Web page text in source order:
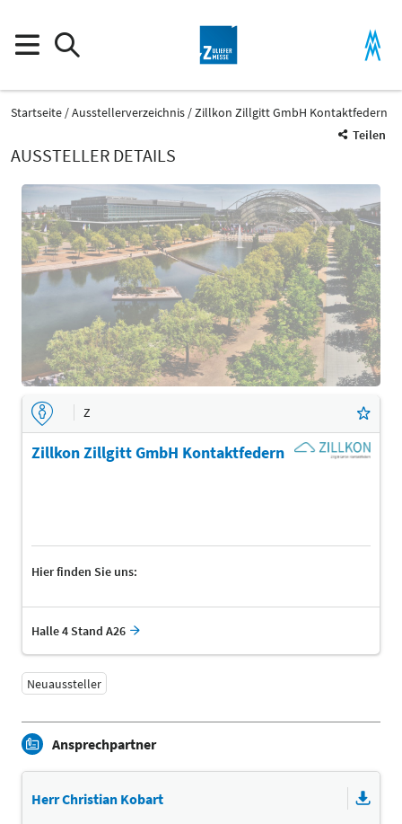
Startseite Ausstellerverzeichnis
Zillkon Zillgitt GmbH Kontaktfedern
Teilen
AUSSTELLER DETAILS
Z
Zillkon Zillgitt GmbH Kontaktfedern
Hier finden Sie uns:
Halle 4 Stand A26
Neuaussteller
Ansprechpartner
Herr Christian Kobart